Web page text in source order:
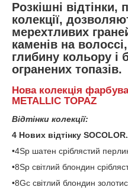
Розкішні відтінки,
колекції,
мерехтливих
каменів на
глибину кольору і
огранених топазів.
Нова колекція
METALLIC TOPAZ
Відтінки колекції:
4 Нових відтінку
•4Sp шатен сріблястий
•8Sp світлий блондин
•8Gc світлий блондин